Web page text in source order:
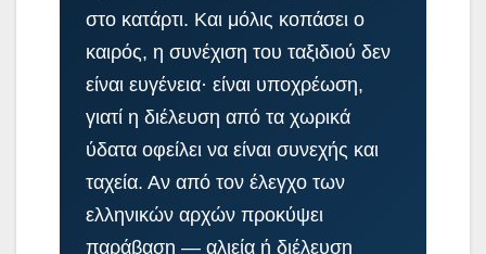
στο κατάρτι. Και μόλις κοπάσει ο
καιρός, η συνέχιση του ταξιδιού δεν
είναι ευγένεια· είναι υποχρέωση,
γιατί η διέλευση από τα χωρικά
ύδατα οφείλει να είναι συνεχής και
ταχεία. Αν από τον έλεγχο των
ελληνικών αρχών προκύψει
παράβαση — αλιεία ή διέλευση